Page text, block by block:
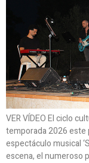
VER VÍDEO El ciclo
temporada 2026 este
espectáculo musical
escena, el numeroso